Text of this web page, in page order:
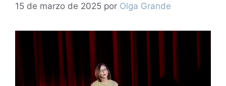
15 de marzo de 2025 por Olga Grande